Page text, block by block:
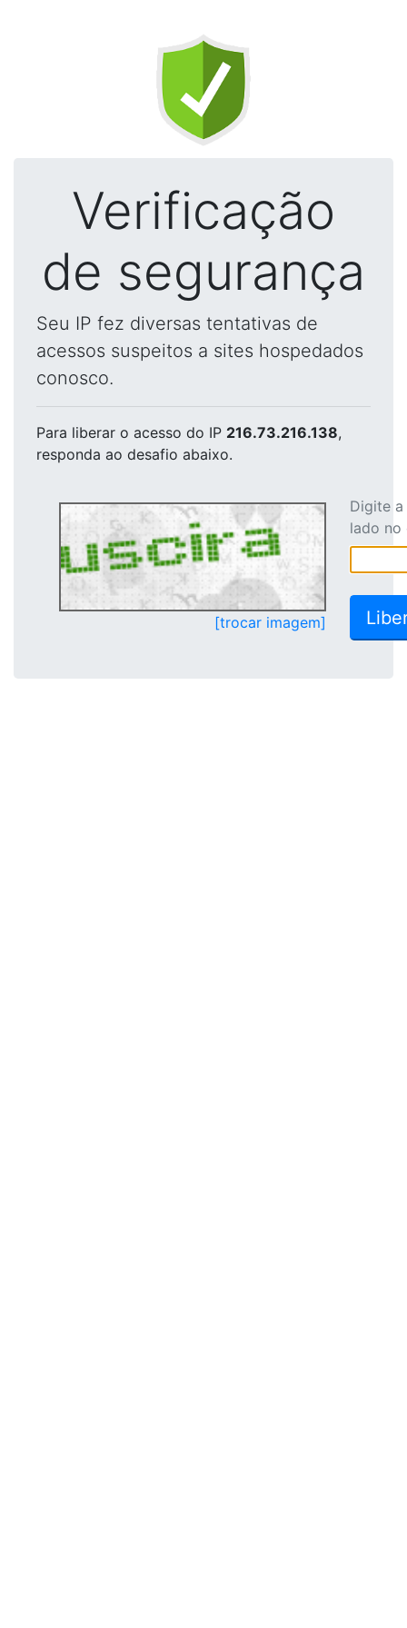
Verificação
de segurança
Seu IP fez diversas tentativas de
acessos suspeitos a sites hospedados
conosco.
Para liberar o acesso do IP 216.73.216.138,
responda ao desafio abaixo.
[trocar imagem]
Digite
lado no